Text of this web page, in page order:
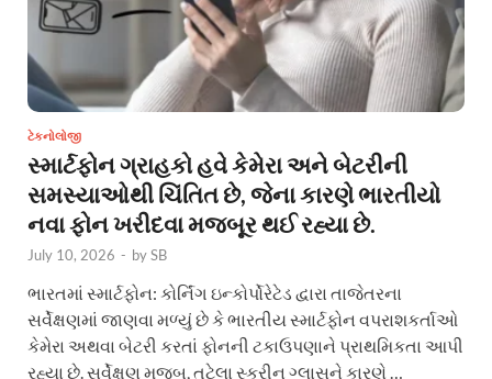
ટેકનોલોજી
સ્માર્ટફોન ગ્રાહકો હવે કેમેરા અને બેટરીની
સમસ્યાઓથી ચિંતિત છે, જેના કારણે ભારતીયો
નવા ફોન ખરીદવા મજબૂર થઈ રહ્યા છે.
July 10, 2026 - bySB
ભારતમાં સ્માર્ટફોન: કોર્નિંગ ઇન્કોર્પોરેટેડ દ્વારા તાજેતરના
સર્વેક્ષણમાં જાણવા મળ્યું છે કે ભારતીય સ્માર્ટફોન વપરાશકર્તાઓ
કેમેરા અથવા બેટરી કરતાં ફોનની ટકાઉપણાને પ્રાથમિકતા આપી
રહ્યા છે. સર્વેક્ષણ મુજબ, તૂટેલા સ્ક્રીન ગ્લાસને કારણે …